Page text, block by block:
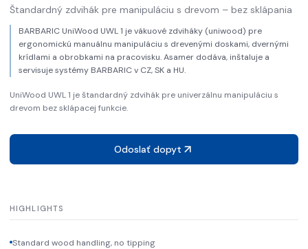
Štandardný zdvihák pre manipuláciu s drevom – bez sklápania
BARBARIC UniWood UWL 1 je vákuové zdviháky (uniwood) pre
ergonomickú manuálnu manipuláciu s drevenými doskami, dvernými
krídlami a obrobkami na pracovisku. Asamer dodáva, inštaluje a
servisuje systémy BARBARIC v CZ, SK a HU.
UniWood UWL 1 je štandardný zdvihák pre univerzálnu manipuláciu s
drevom bez sklápacej funkcie.
Odoslať dopyt
HIGHLIGHTS
Standard wood handling, no tipping